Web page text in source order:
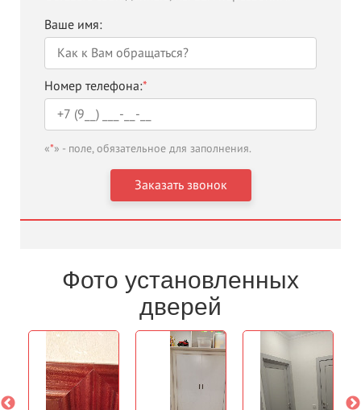
Ваше имя:
Номер телефона:*
«*» - поле, обязательное для заполнения.
Фото установленных
дверей